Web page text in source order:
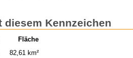
diesem Kennzeichen
Fläche
82,61 km²